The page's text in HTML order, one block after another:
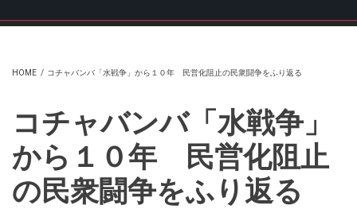
HOME / コチャバンバ「水戦争」から１０年 民営化阻止の民衆闘争をふり返る
コチャバンバ「水戦争」
から１０年 民営化阻止
の民衆闘争をふり返る